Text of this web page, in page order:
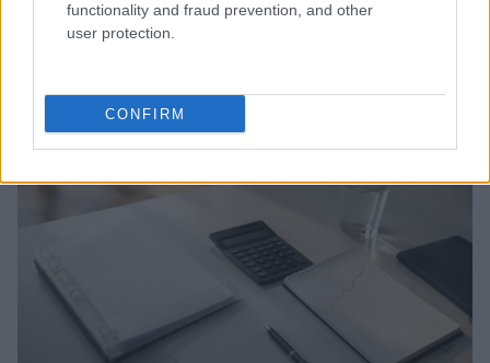
functionality and fraud prevention, and other
user protection.
CONFIRM
Diferencias entre análisis técnico y fundamental: cuándo
aplicar cada método
INVERSIONES